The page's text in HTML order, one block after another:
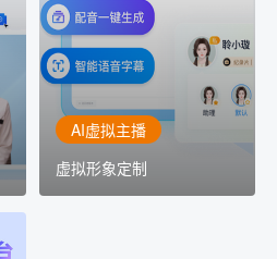
AI虚拟主播
虚拟形象定制
讯飞智作：让每一个内容
创作者高效生产灵活定制